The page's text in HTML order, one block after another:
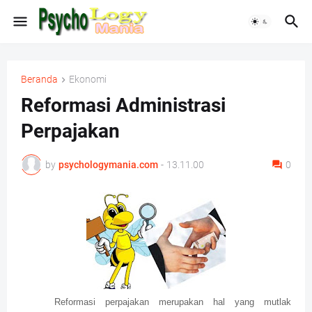
Beranda Ekonomi
Reformasi Administrasi
Perpajakan
by psychologymania.com - 13.11.00 0
Reformasi perpajakan merupakan hal yang mutlak